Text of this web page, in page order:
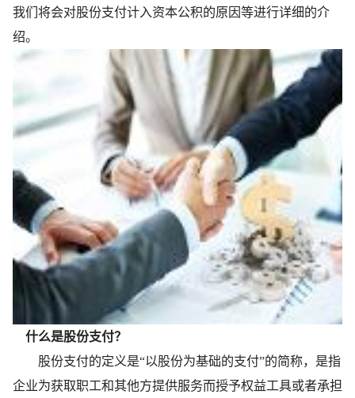
我们将会对股份支付计入资本公积的原因等进行详细的介
绍。
什么是股份支付？
股份支付的定义是“以股份为基础的支付”的简称，是指
企业为获取职工和其他方提供服务而授予权益工具或者承担